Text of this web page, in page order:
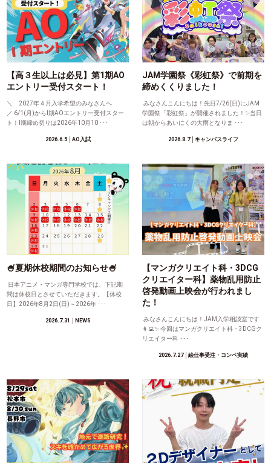
【高３生以上は必見】第1期AO
エントリー受付スタート！
＼ 2027年４月入学希望のみなさんへ
／ 6/1(月)からⅠ期AOエントリー受付スター
ト！Ⅰ期締め切りは2026年10月10 ･･･
2026.6.5│AO入試
JAM学園祭《彩虹祭》で前期を
締めくくりました！
みなさんこんにちは！先日7/26(日)にJAM
学園祭「彩虹祭」が開催されました！✨当日
は朝からあいにくの大雨となりま ･･･
2026.8.7│キャンパスライフ
🍧夏期休校期間のお知らせ🍧
日本アニメ・マンガ専門学校では、下記期
間は休校日とさせていただきます。【休校
日】2026年8月2日(日)～2026年 ･･･
2026.7.31 │NEWS
【マンガクリエイト科・3DCG
クリエイター科】薬物乱用防止
啓発動画上映会が行われまし
た！
みなさんこんにちは！JAM入学相談室です
👩‍💻✨ 今回はマンガクリエイト科・3DCGク
リエイター科 ･･･
2026.7.27│絵仕事受注・コンペ実績